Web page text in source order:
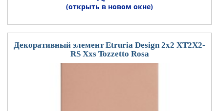
(открыть в новом окне)
Декоративный элемент Etruria Design 2x2 XT2X2-
RS Xxs Tozzetto Rosa